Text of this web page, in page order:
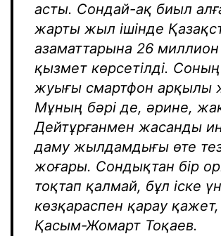
асты. Сондай-ақ биыл
жарты жыл ішінде
азаматтарына 26
қызмет көрсетілді.
жуығы смартфон арқылы
Мұның бәрі де, әрине,
Дейтұрғанмен жасанды
даму жылдамдығы өте
жоғары. Сондықтан бір
тоқтап қалмай, бұл іске
көзқараспен қарау қажет,
Қасым-Жомарт Тоқаев.